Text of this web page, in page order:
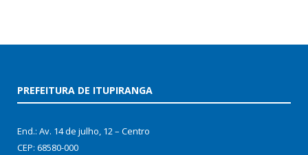
PREFEITURA DE ITUPIRANGA
End.: Av. 14 de julho, 12 – Centro
CEP: 68580-000